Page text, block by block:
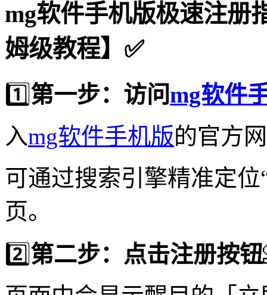
mg软件手机版极速注册
姆级教程】✅
1️⃣第一步：访问mg软件
入mg软件手机版的官方
可通过搜索引擎精准定
页。
2️⃣第二步：点击注册按钮